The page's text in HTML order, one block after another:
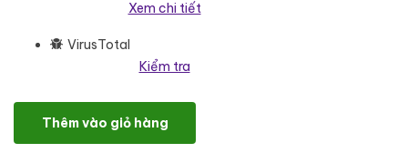
Xem chi tiết
VirusTotal
Kiểm tra
Kaffix - Coffee Shop & Cafe Elementor Template Kit số lượng
Thêm vào giỏ hàng